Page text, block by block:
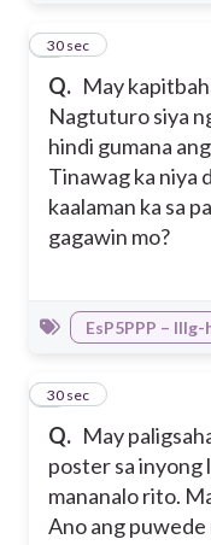
Q. May
Nagtuturo siya
hindi gumana
Tinawag ka niya
kaalaman ka sa
gagawin mo?
6
30 sec
EsP5PPP – IIIg-
Q. May
poster sa inyong
mananalo rito.
Ano ang
7
30 sec